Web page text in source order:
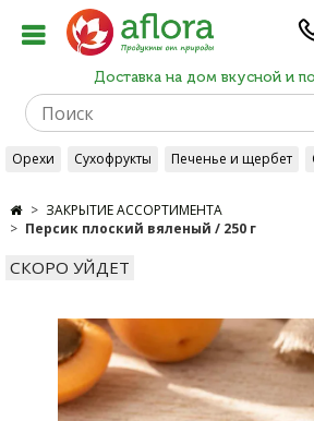
Доставка на дом вкусной и
Орехи Сухофрукты Печенье и щербет
ЗАКРЫТИЕ АССОРТИМЕНТА
Персик плоский вяленый / 250 г
СКОРО УЙДЕТ